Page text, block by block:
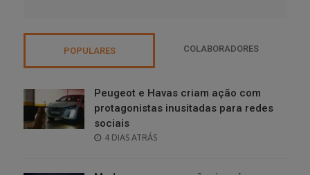
POPULARES COLABORADORES
Peugeot e Havas criam ação com
protagonistas inusitadas para redes
sociais
POSTED
4 DIAS ATRÁS